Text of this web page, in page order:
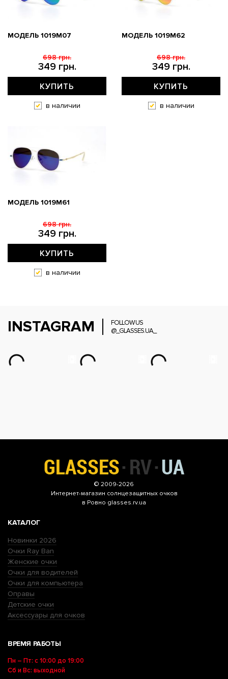
МОДЕЛЬ 1019M07
349 грн.
698 грн.
КУПИТЬ
в наличии
МОДЕЛЬ 1019M62
349 грн.
698 грн.
КУПИТЬ
в наличии
МОДЕЛЬ 1019M61
349 грн.
698 грн.
КУПИТЬ
в наличии
INSTAGRAM
FOLLOW US
@_GLASSES.UA_
© 2009-2026
Интернет-магазин солнцезащитных очков
в Ровно glasses.rv.ua
КАТАЛОГ
Новинки 2026
Очки Ray Ban
Женские очки
Очки для водителей
Очки для компьютера
Оправы
Детские очки
Аксессуары для очков
ВРЕМЯ РАБОТЫ
Пн – Пт: с 10:00 до 19:00
Сб и Вс: выходной